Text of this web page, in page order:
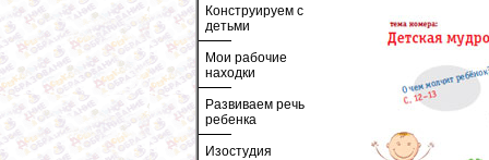
Конструируем с
детьми
Мои рабочие
находки
Развиваем речь
ребенка
Изостудия